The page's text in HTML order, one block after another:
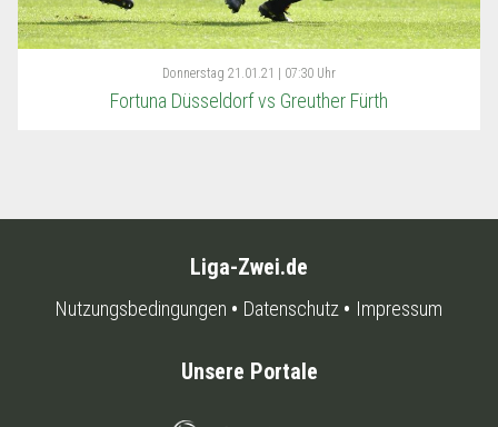
Donnerstag 21.01.21 | 07:30 Uhr
Fortuna Düsseldorf vs Greuther Fürth
Liga-Zwei.de
Nutzungsbedingungen Datenschutz Impressum
Unsere Portale